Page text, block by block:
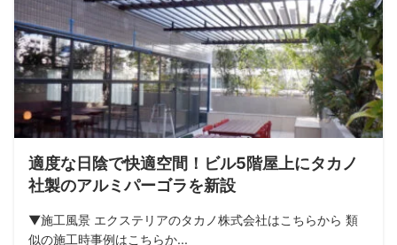
適度な日陰で快適空間！ビル5階屋上にタカノ
社製のアルミパーゴラを新設
▼施工風景 エクステリアのタカノ株式会社はこちらから 類
似の施工時事例はこちらか...